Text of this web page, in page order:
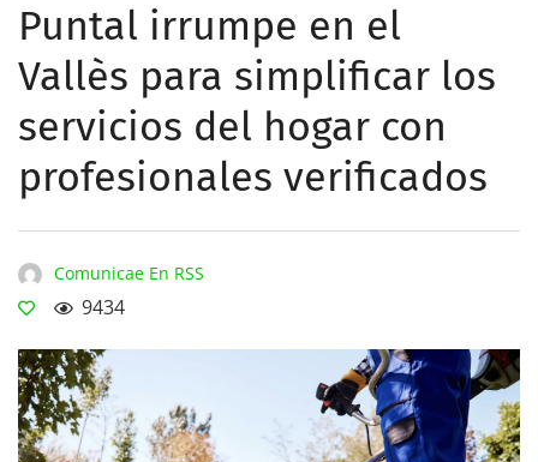
Puntal irrumpe en el
Vallès para simplificar los
servicios del hogar con
profesionales verificados
Comunicae En RSS
9434